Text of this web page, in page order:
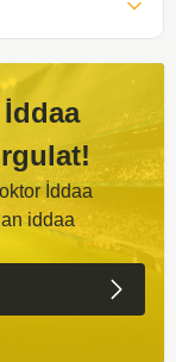
İddaa
İddaa
iddaa